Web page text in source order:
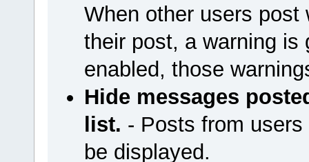
When other users post
their post, a warning is
enabled, those
Hide messages
list. - Posts from
be displayed.